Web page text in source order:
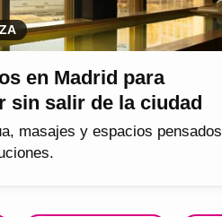
en Madrid para
sin salir de la ciudad
masajes y espacios pensados